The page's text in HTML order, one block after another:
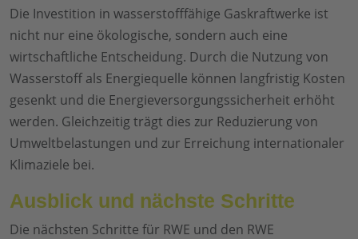
Die Investition in wasserstofffähige Gaskraftwerke ist
nicht nur eine ökologische, sondern auch eine
wirtschaftliche Entscheidung. Durch die Nutzung von
Wasserstoff als Energiequelle können langfristig Kosten
gesenkt und die Energieversorgungssicherheit erhöht
werden. Gleichzeitig trägt dies zur Reduzierung von
Umweltbelastungen und zur Erreichung internationaler
Klimaziele bei.
Ausblick und nächste Schritte
Die nächsten Schritte für RWE und den RWE